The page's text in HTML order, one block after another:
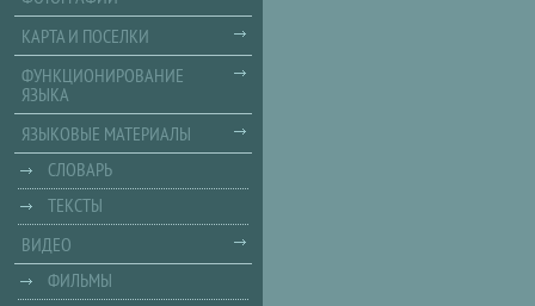
КАРТА И ПОСЕЛКИ
ФУНКЦИОНИРОВАНИЕ
ЯЗЫКА
ЯЗЫКОВЫЕ МАТЕРИАЛЫ
СЛОВАРЬ
ТЕКСТЫ
ВИДЕО
ФИЛЬМЫ